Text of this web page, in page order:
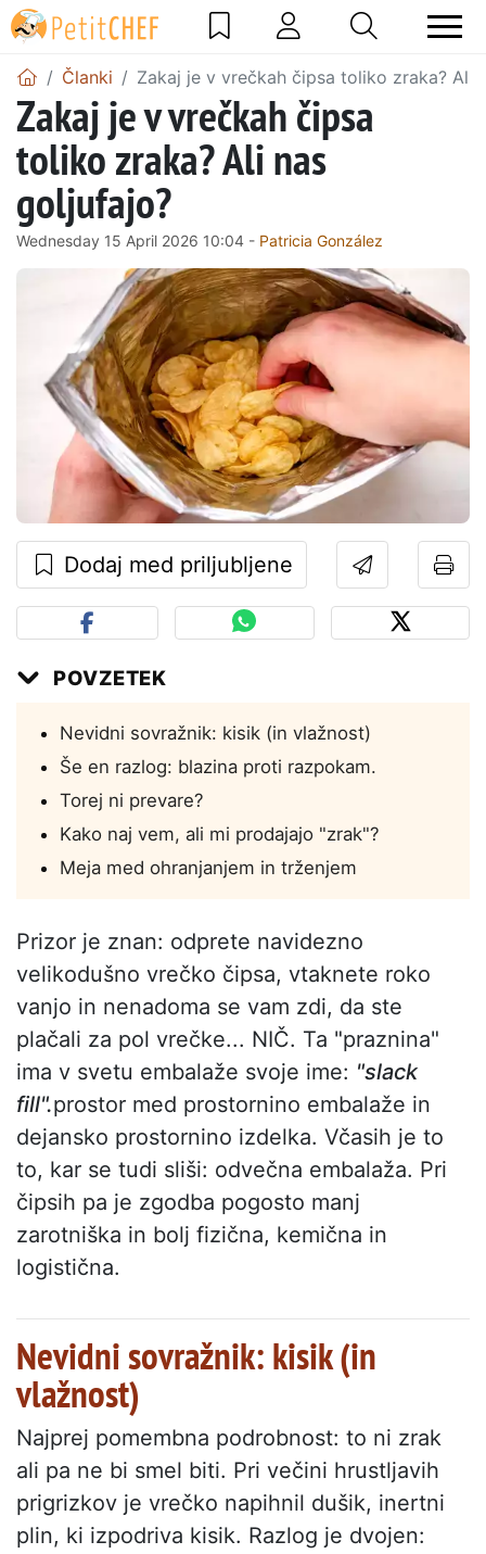
Članki Zakaj je v vrečkah čipsa toliko zraka? Ali
Zakaj je v vrečkah čipsa
toliko zraka? Ali nas
goljufajo?
Wednesday 15 April 2026 10:04 - Patricia González
Dodaj med priljubljene
POVZETEK
Nevidni sovražnik: kisik (in vlažnost)
Še en razlog: blazina proti razpokam.
Torej ni prevare?
Kako naj vem, ali mi prodajajo "zrak"?
Meja med ohranjanjem in trženjem
Prizor je znan: odprete navidezno
velikodušno vrečko čipsa, vtaknete roko
vanjo in nenadoma se vam zdi, da ste
plačali za pol vrečke... NIČ. Ta "praznina"
ima v svetu embalaže svoje ime: "slack
fill".prostor med prostornino embalaže in
dejansko prostornino izdelka. Včasih je to
to, kar se tudi sliši: odvečna embalaža. Pri
čipsih pa je zgodba pogosto manj
zarotniška in bolj fizična, kemična in
logistična.
Nevidni sovražnik: kisik (in
vlažnost)
Najprej pomembna podrobnost: to ni zrak
ali pa ne bi smel biti. Pri večini hrustljavih
prigrizkov je vrečko napihnil dušik, inertni
plin, ki izpodriva kisik. Razlog je dvojen: